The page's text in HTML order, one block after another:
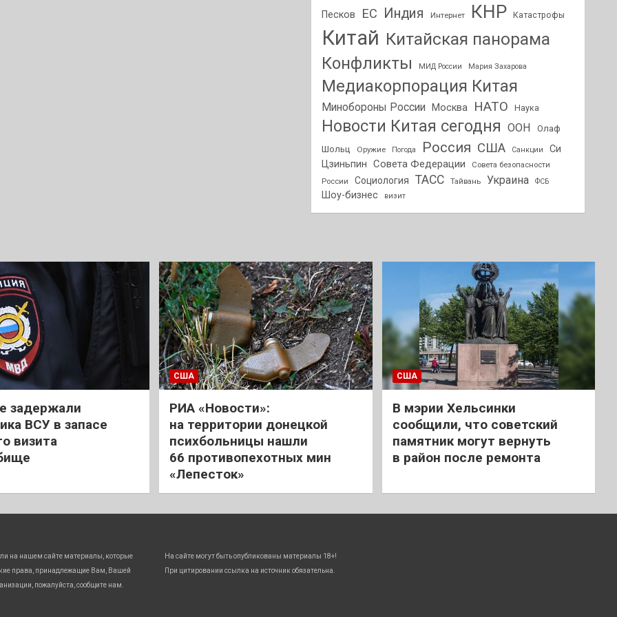
Песков ЕС Индия Интернет КНР Катастрофы
Китай Китайская панорама
Конфликты
МИД России Мария Захарова
Медиакорпорация Китая
Минобороны России Москва НАТО Наука
Новости Китая сегодня ООН
Олаф
Шольц
Оружие Погода Россия США Санкции
Си
Цзиньпин
Совета Федерации
Совета безопасности
России
Социология ТАСС Тайвань Украина ФСБ
Шоу-бизнес визит
задержали
ВСУ в запасе
визита
США
РИА «Новости»:
на территории донецкой
психбольницы нашли
66 противопехотных мин
«Лепесток»
США
В мэрии Хельсинки
сообщили, что советский
памятник могут вернуть
в район после ремонта
на нашем сайте материалы, которые
права, принадлежащие Вам, Вашей
пожалуйста, сообщите нам.
На сайте могут быть опубликованы материалы 18+!
При цитировании ссылка на источник обязательна.